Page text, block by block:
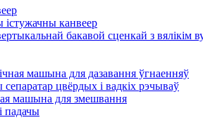
канвеер
бакавой сценкай з вялікім
машына для дазавання ўгнаенняў
цвёрдых і вадкіх рэчываў
машына для змешвання
падачы